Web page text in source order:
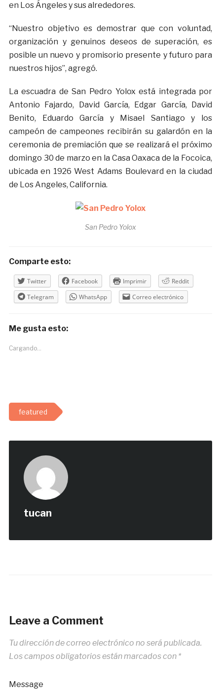
en Los Ángeles y sus alrededores.
“Nuestro objetivo es demostrar que con voluntad,
organización y genuinos deseos de superación, es
posible un nuevo y promisorio presente y futuro para
nuestros hijos”, agregó.
La escuadra de San Pedro Yolox está integrada por
Antonio Fajardo, David García, Edgar García, David
Benito, Eduardo García y Misael Santiago y los
campeón de campeones recibirán su galardón en la
ceremonia de premiación que se realizará el próximo
domingo 30 de marzo en la Casa Oaxaca de la Focoica,
ubicada en 1926 West Adams Boulevard en la ciudad
de Los Angeles, California.
San Pedro Yolox
Comparte esto:
Twitter Facebook Imprimir
Reddit
Telegram
WhatsApp Correo electrónico
Me gusta esto:
Cargando...
featured
tucan
Leave a Comment
Tu dirección de correo electrónico no será publicada.
Los campos obligatorios están marcados con *
Message